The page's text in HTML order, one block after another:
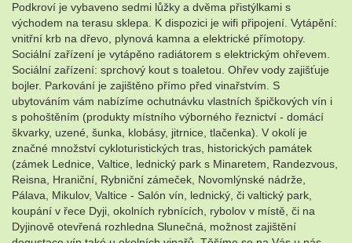
Podkroví je vybaveno sedmi lůžky a dvěma přistýlkami s
východem na terasu sklepa. K dispozici je wifi připojení. Vytápění:
vnitřní krb na dřevo, plynová kamna a elektrické přímotopy.
Sociální zařízení je vytápěno radiátorem s elektrickým ohřevem.
Sociální zařízení: sprchový kout s toaletou. Ohřev vody zajišťuje
bojler. Parkování je zajištěno přímo před vinařstvím. S
ubytováním vám nabízíme ochutnávku vlastních špičkových vín i
s pohoštěním (produkty místního výborného řeznictví - domácí
škvarky, uzené, šunka, klobásy, jitrnice, tlačenka). V okolí je
značné množství cykloturistických tras, historických památek
(zámek Lednice, Valtice, lednický park s Minaretem, Randezvous,
Reisna, Hraniční, Rybniční zámeček, Novomlýnské nádrže,
Pálava, Mikulov, Valtice - Salón vín, lednický, či valtický park,
koupání v řece Dyji, okolních rybnících, rybolov v místě, či na
Dyjinově otevřená rozhledna Slunečná, možnost zajištění